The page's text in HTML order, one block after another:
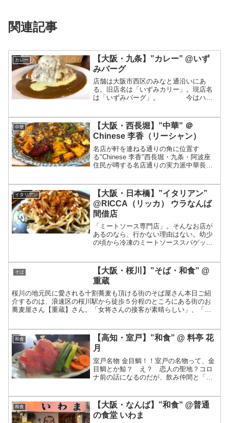
関連記事
カレー
【大阪・九条】”カレー” @いず
みバーグ
店舗は大阪市西区のみなと通沿いにあ
る。旧店名は「いずみカリー」。現店名
は「いずみバーグ」。 今はハン
名店としてのイメージが強いかもしれな
い「いずみバーグ」さん。九...
中華
【大阪・西長堀】”中華” ＠
Chinese 李香（リーシャン）
名店が軒を連ねる通りの角に位置す
る"Chinese 李香"西長堀・九条・阿波座
住民が噂する名店通りの実力派中華長堀
ろうか。この近辺に住む友人・知人とは
「この通りって名店...
イタリアン
【大阪・日本橋】”イタリアン”
@RICCA（リッカ） ウラなんば
間借店
「ミートソース専門店」。そんなお店が
あるのなら、行かない理由はない。幼少
の頃から冷凍のミートソーススパゲッテ
ソース専門店のそれは、やっぱり別格だ
った！？
そば
【大阪・桜川】”そば・和食” @
重蔵
桜川の地元民に愛される十割蕎麦も頂ける街のそば屋さん本日ご紹
介するのは、浪速区の桜川駅から徒歩５分程のところにある街のお
蕎麦屋さん【重蔵】さん。「女将さんの接客が素晴らしい」、「十
和食
【高知・室戸】”和食” @ 料亭 花
月
室戸名物 金目鯛！！室戸の名物って、金
目鯛とか鯨？ え？ 恋人の聖地？コロ
ナ前の話になるのだが、飲み仲間と「金
来てまだ数年の私は、高知の観光スポッ
ト「室戸岬」にも行った...
和食
【大阪・なんば】”和食” @普通
の食堂 いわま